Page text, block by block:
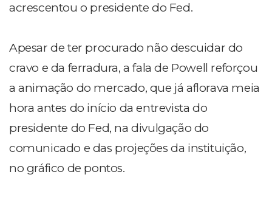
acrescentou o presidente do Fed.
Apesar de ter procurado não descuidar do
cravo e da ferradura, a fala de Powell reforçou
a animação do mercado, que já aflorava meia
hora antes do início da entrevista do
presidente do Fed, na divulgação do
comunicado e das projeções da instituição,
no gráfico de pontos.